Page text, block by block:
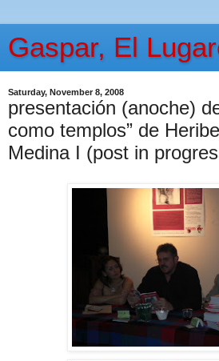
Gaspar, El
Saturday, November 8, 2008
presentación (anoche)
como templos” de
Medina I (post in